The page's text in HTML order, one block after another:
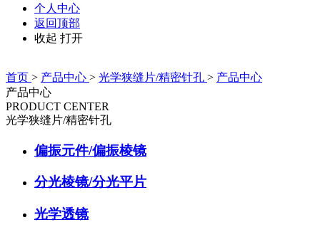
个人中心
返回顶部
收起 打开
首页 > 产品中心 > 光学狭缝片/精密针孔 > 产品中心
产品中心
PRODUCT CENTER
光学狭缝片/精密针孔
偏振元件/偏振棱镜
分光棱镜/分光平片
光学透镜